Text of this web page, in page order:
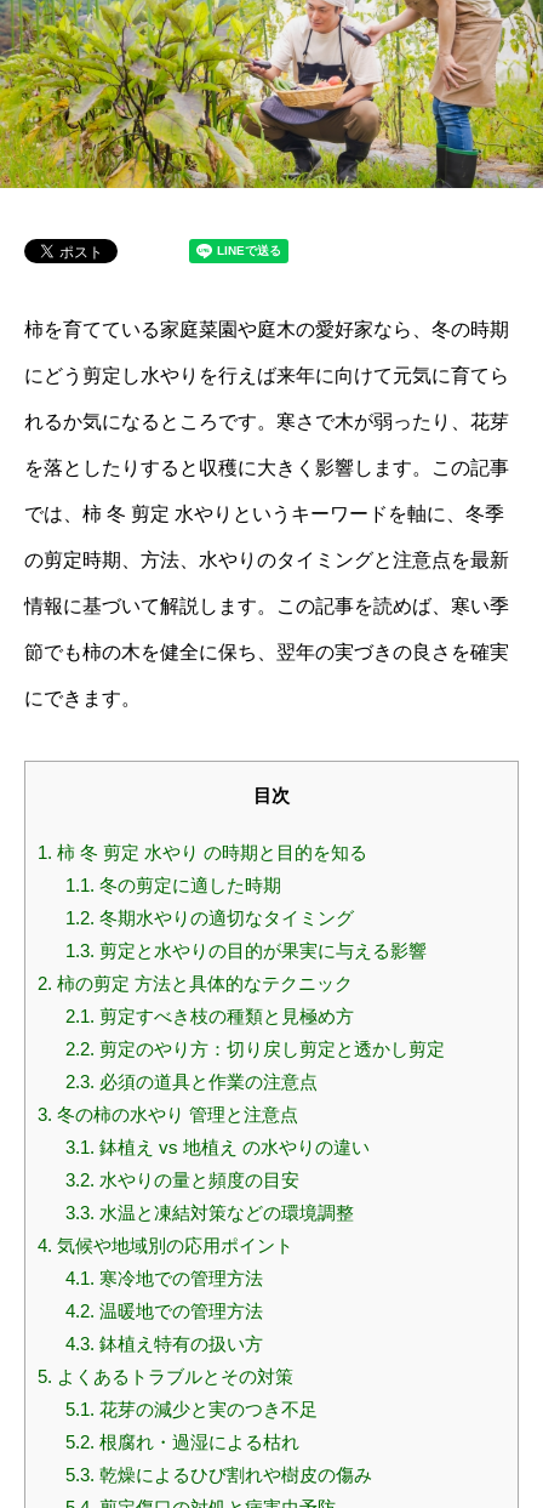
柿を育てている家庭菜園や庭木の愛好家なら、冬の時期
にどう剪定し水やりを行えば来年に向けて元気に育てら
れるか気になるところです。寒さで木が弱ったり、花芽
を落としたりすると収穫に大きく影響します。この記事
では、柿 冬 剪定 水やりというキーワードを軸に、冬季
の剪定時期、方法、水やりのタイミングと注意点を最新
情報に基づいて解説します。この記事を読めば、寒い季
節でも柿の木を健全に保ち、翌年の実づきの良さを確実
にできます。
目次
1. 柿 冬 剪定 水やり の時期と目的を知る
1.1. 冬の剪定に適した時期
1.2. 冬期水やりの適切なタイミング
1.3. 剪定と水やりの目的が果実に与える影響
2. 柿の剪定 方法と具体的なテクニック
2.1. 剪定すべき枝の種類と見極め方
2.2. 剪定のやり方：切り戻し剪定と透かし剪定
2.3. 必須の道具と作業の注意点
3. 冬の柿の水やり 管理と注意点
3.1. 鉢植え vs 地植え の水やりの違い
3.2. 水やりの量と頻度の目安
3.3. 水温と凍結対策などの環境調整
4. 気候や地域別の応用ポイント
4.1. 寒冷地での管理方法
4.2. 温暖地での管理方法
4.3. 鉢植え特有の扱い方
5. よくあるトラブルとその対策
5.1. 花芽の減少と実のつき不足
5.2. 根腐れ・過湿による枯れ
5.3. 乾燥によるひび割れや樹皮の傷み